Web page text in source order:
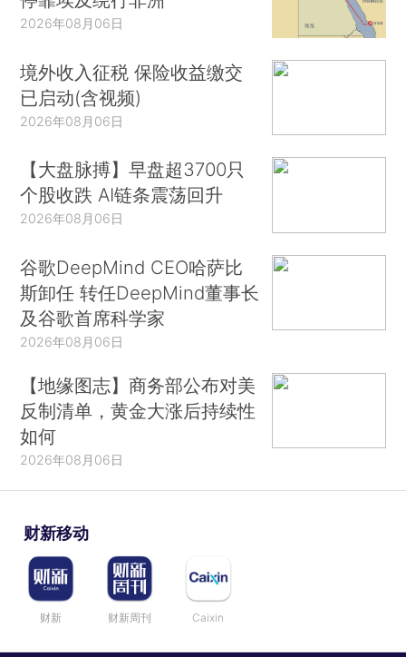
2026年08月06日
境外收入征税 保险收益缴交
已启动(含视频)
2026年08月06日
【大盘脉搏】早盘超3700只
个股收跌 AI链条震荡回升
2026年08月06日
谷歌DeepMind CEO哈萨比
斯卸任 转任DeepMind董事长
及谷歌首席科学家
2026年08月06日
【地缘图志】商务部公布对美
反制清单，黄金大涨后持续性
如何
2026年08月06日
财新移动
财新 财新周刊 Caixin